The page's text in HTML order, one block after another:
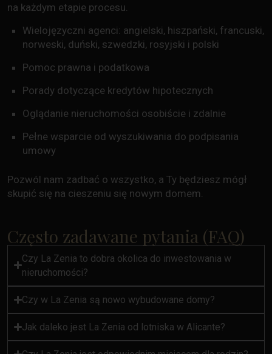
na każdym etapie procesu.
Wielojęzyczni agenci: angielski, hiszpański, francuski,
norweski, duński, szwedzki, rosyjski i polski
Pomoc prawna i podatkowa
Porady dotyczące kredytów hipotecznych
Oglądanie nieruchomości osobiście i zdalnie
Pełne wsparcie od wyszukiwania do podpisania
umowy
Pozwól nam zadbać o wszystko, a Ty będziesz mógł
skupić się na cieszeniu się nowym domem.
Często zadawane pytania (FAQ)
Czy La Zenia to dobra okolica do inwestowania w
nieruchomości?
Czy w La Zenia są nowo wybudowane domy?
Jak daleko jest La Zenia od lotniska w Alicante?